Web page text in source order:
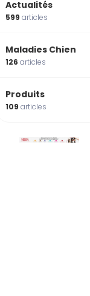
Actualités
599articles
Maladies Chien
126articles
Produits
109articles